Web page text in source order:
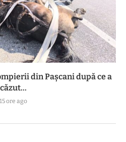
din Pașcani după ce a
căzut...
15 ore ago